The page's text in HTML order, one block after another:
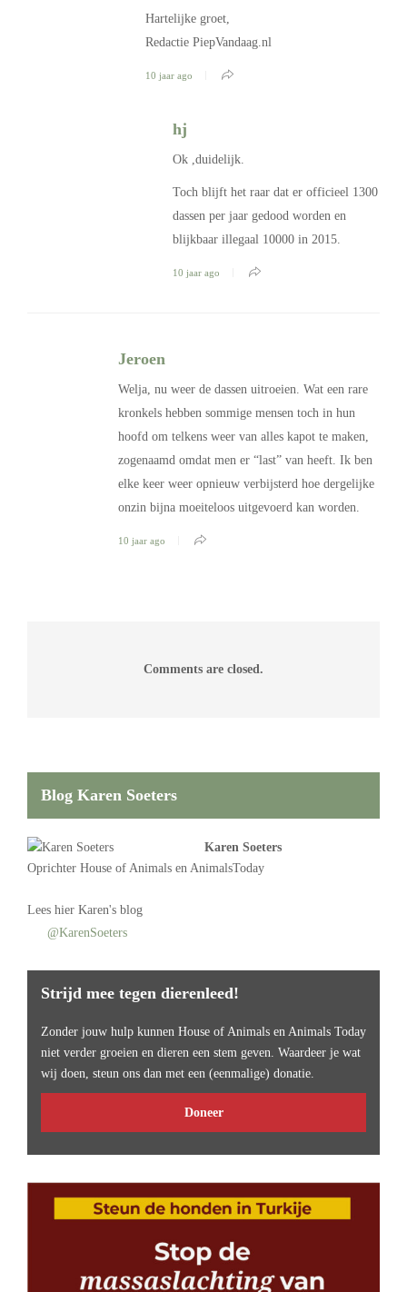
Hartelijke groet,
Redactie PiepVandaag.nl
10 jaar ago
hj
Ok ,duidelijk.
Toch blijft het raar dat er officieel 1300
dassen per jaar gedood worden en
blijkbaar illegaal 10000 in 2015.
10 jaar ago
Jeroen
Welja, nu weer de dassen uitroeien. Wat een rare
kronkels hebben sommige mensen toch in hun
hoofd om telkens weer van alles kapot te maken,
zogenaamd omdat men er “last” van heeft. Ik ben
elke keer weer opnieuw verbijsterd hoe dergelijke
onzin bijna moeiteloos uitgevoerd kan worden.
10 jaar ago
Comments are closed.
Blog Karen Soeters
Karen Soeters
Oprichter House of Animals en AnimalsToday
Lees hier Karen's blog
@KarenSoeters
Strijd mee tegen dierenleed!
Zonder jouw hulp kunnen House of Animals en Animals Today
niet verder groeien en dieren een stem geven. Waardeer je wat
wij doen, steun ons dan met een (eenmalige) donatie.
Doneer